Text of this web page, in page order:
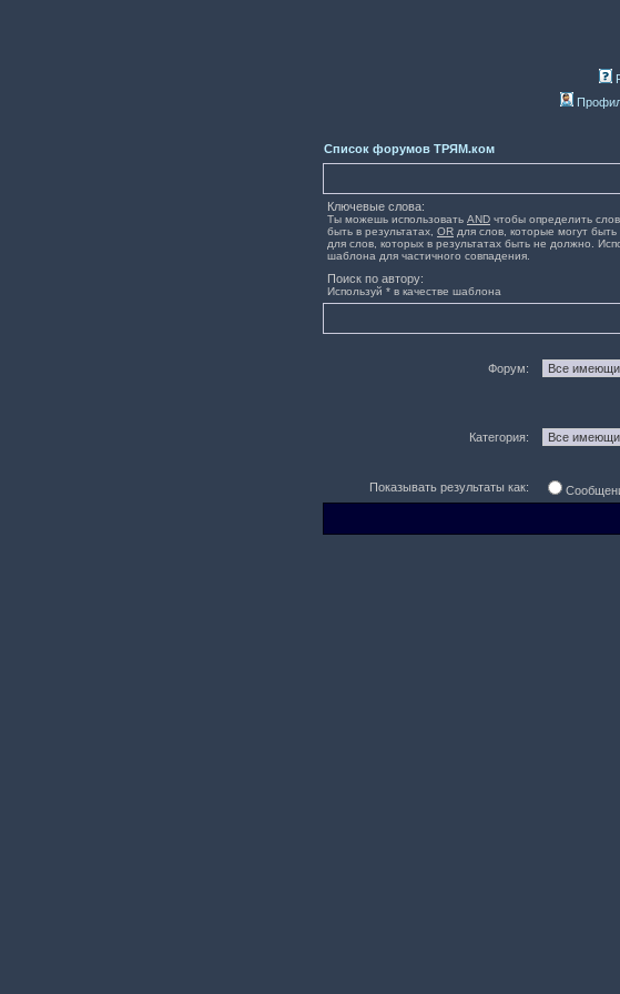
Список форумов ТРЯМ.ком
Ключевые слова:
Ты можешь использовать AND чтобы определить
быть в результатах, OR для слов, которые могут быть
для слов, которых в результатах быть не должно.
шаблона для частичного совпадения.
Поиск по автору:
Используй * в качестве шаблона
Форум:
Категория:
Показывать результаты как: